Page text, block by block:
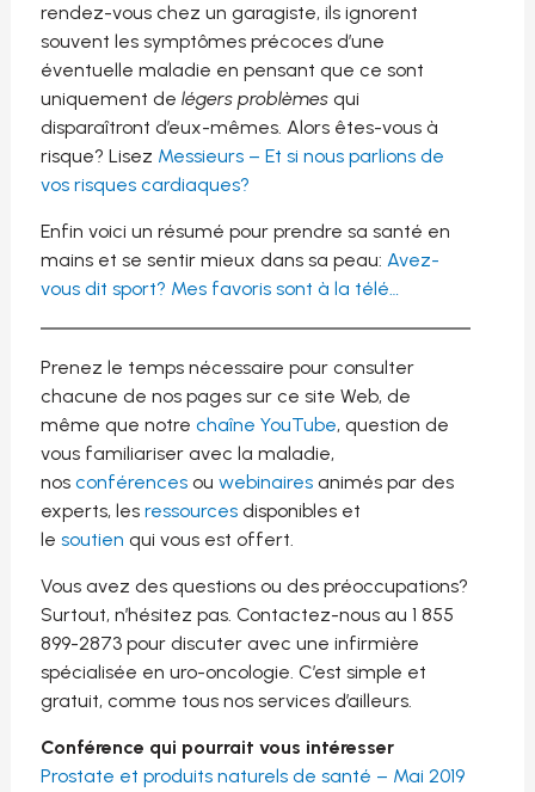
rendez-vous chez un garagiste, ils ignorent
souvent les symptômes précoces d’une
éventuelle maladie en pensant que ce sont
uniquement de légers problèmesqui
disparaîtront d’eux-mêmes. Alors êtes-vous à
risque? Lisez Messieurs – Et si nous parlions de
vos risques cardiaques?
Enfin voici un résumé pour prendre sa santé en
mains et se sentir mieux dans sa peau: Avez-
vous dit sport? Mes favoris sont à la télé…
Prenez le temps nécessaire pour consulter
chacune de nos pages sur ce site Web, de
même que notre chaîne YouTube, question de
vous familiariser avec la maladie,
nos conférencesou webinairesanimés par des
experts, les ressourcesdisponibles et
le soutien qui vous est offert.
Vous avez des questions ou des préoccupations?
Surtout, n’hésitez pas. Contactez-nous au 1 855
899-2873 pour discuter avec une infirmière
spécialisée en uro-oncologie. C’est simple et
gratuit, comme tous nos services d’ailleurs.
Conférence qui pourrait vous intéresser
Prostate et produits naturels de santé – Mai 2019